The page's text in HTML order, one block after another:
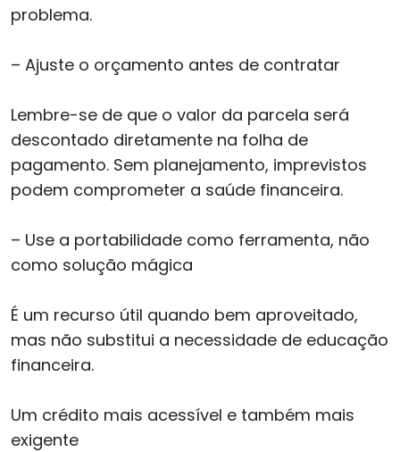
problema.
– Ajuste o orçamento antes de contratar
Lembre-se de que o valor da parcela será
descontado diretamente na folha de
pagamento. Sem planejamento, imprevistos
podem comprometer a saúde financeira.
– Use a portabilidade como ferramenta, não
como solução mágica
É um recurso útil quando bem aproveitado,
mas não substitui a necessidade de educação
financeira.
Um crédito mais acessível e também mais
exigente